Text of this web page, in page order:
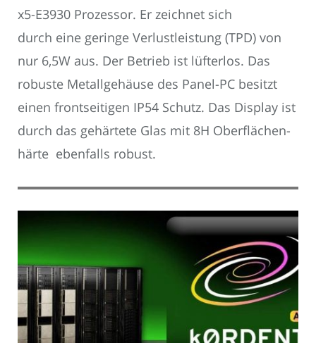
x5-E3930 Prozessor. Er zeichnet sich
durch eine geringe Verlustleistung (TPD) von
nur 6,5W aus. Der Betrieb ist lüfterlos. Das
robuste Metallgehäuse des Panel-PC besitzt
einen frontseitigen IP54 Schutz. Das Display ist
durch das gehärtete Glas mit 8H Oberflächen-
härte ebenfalls robust.